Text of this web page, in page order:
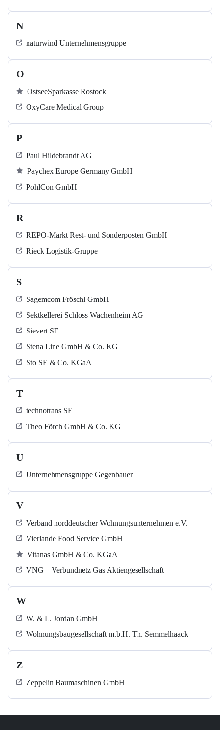
N
naturwind Unternehmensgruppe
O
OstseeSparkasse Rostock
OxyCare Medical Group
P
Paul Hildebrandt AG
Paychex Europe Germany GmbH
PohlCon GmbH
R
REPO-Markt Rest- und Sonderposten GmbH
Rieck Logistik-Gruppe
S
Sagemcom Fröschl GmbH
Sektkellerei Schloss Wachenheim AG
Sievert SE
Stena Line GmbH & Co. KG
Sto SE & Co. KGaA
T
technotrans SE
Theo Förch GmbH & Co. KG
U
Unternehmensgruppe Gegenbauer
V
Verband norddeutscher Wohnungsunternehmen e.V.
Vierlande Food Service GmbH
Vitanas GmbH & Co. KGaA
VNG – Verbundnetz Gas Aktiengesellschaft
W
W. & L. Jordan GmbH
Wohnungsbaugesellschaft m.b.H. Th. Semmelhaack
Z
Zeppelin Baumaschinen GmbH